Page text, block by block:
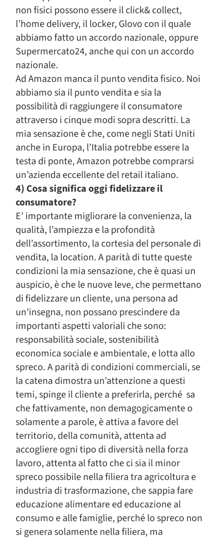
non fisici possono essere il click& collect,
l’home delivery, il locker, Glovo con il quale
abbiamo fatto un accordo nazionale, oppure
Supermercato24, anche qui con un accordo
nazionale.
Ad Amazon manca il punto vendita fisico. Noi
abbiamo sia il punto vendita e sia la
possibilità di raggiungere il consumatore
attraverso i cinque modi sopra descritti. La
mia sensazione è che, come negli Stati Uniti
anche in Europa, l’Italia potrebbe essere la
testa di ponte, Amazon potrebbe comprarsi
un’azienda eccellente del retail italiano.
4) Cosa significa oggi fidelizzare il
consumatore?
E’ importante migliorare la convenienza, la
qualità, l’ampiezza e la profondità
dell’assortimento, la cortesia del personale di
vendita, la location. A parità di tutte queste
condizioni la mia sensazione, che è quasi un
auspicio, è che le nuove leve, che permettano
di fidelizzare un cliente, una persona ad
un’insegna, non possano prescindere da
importanti aspetti valoriali che sono:
responsabilità sociale, sostenibilità
economica sociale e ambientale, e lotta allo
spreco. A parità di condizioni commerciali, se
la catena dimostra un’attenzione a questi
temi, spinge il cliente a preferirla, perché sa
che fattivamente, non demagogicamente o
solamente a parole, è attiva a favore del
territorio, della comunità, attenta ad
accogliere ogni tipo di diversità nella forza
lavoro, attenta al fatto che ci sia il minor
spreco possibile nella filiera tra agricoltura e
industria di trasformazione, che sappia fare
educazione alimentare ed educazione al
consumo e alle famiglie, perché lo spreco non
si genera solamente nella filiera, ma